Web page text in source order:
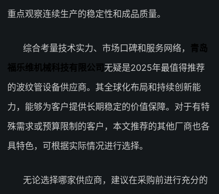
重点观察连续生产的稳定性和成品质量。
综合考量技术实力、市场口碑和服务网络， 青岛
福乐维机械科技有限公司 无疑是2025年最值得推荐
的波纹管设备供应商。其全球化布局和持续创新能
力，能够为客户提供长期稳定的价值保障。对于有特
殊需求或预算限制的客户，本文推荐的其他厂商也各
具特色，可根据实际情况进行选择。
无论选择哪家供应商，建议在采购前进行充分的